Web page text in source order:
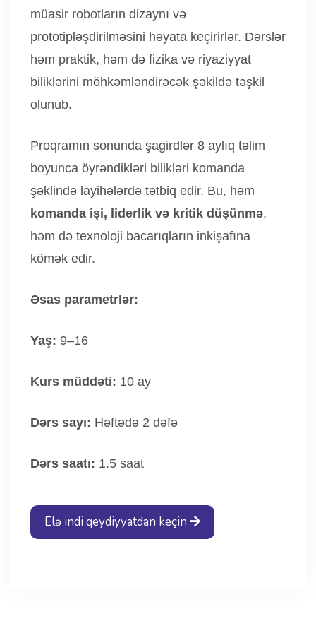
müasir robotların dizaynı və
prototipləşdirilməsini həyata keçirirlər. Dərslər
həm praktik, həm də fizika və riyaziyyat
biliklərini möhkəmləndirəcək şəkildə təşkil
olunub.
Proqramın sonunda şagirdlər 8 aylıq təlim
boyunca öyrəndikləri bilikləri komanda
şəklində layihələrdə tətbiq edir. Bu, həm
komanda işi, liderlik və kritik düşünmə,
həm də texnoloji bacarıqların inkişafına
kömək edir.
Əsas parametrlər:
Yaş: 9–16
Kurs müddəti: 10 ay
Dərs sayı: Həftədə 2 dəfə
Dərs saatı: 1.5 saat
Elə indi qeydiyyatdan keçin